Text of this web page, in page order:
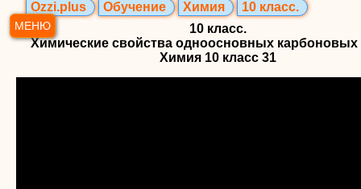
МЕНЮ
Ozzi.plus Обучение Химия
10 класс.
10 класс.
Химические свойства одноосновных карбоновых
Химия 10 класс 31